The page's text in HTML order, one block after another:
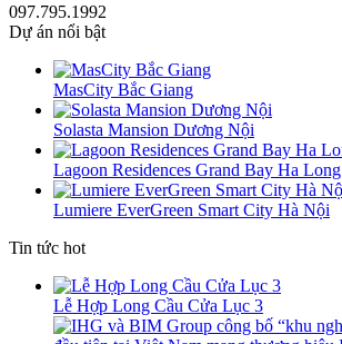
097.795.1992
Dự án nổi bật
MasCity Bắc Giang
Solasta Mansion Dương Nội
Lagoon Residences Grand Bay Ha Long
Lumiere EverGreen Smart City Hà Nội
Tin tức hot
Lễ Hợp Long Cầu Cửa Lục 3